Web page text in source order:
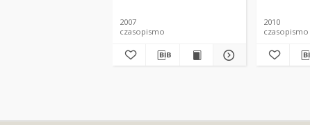
2007
czasopismo
2010
czasopismo